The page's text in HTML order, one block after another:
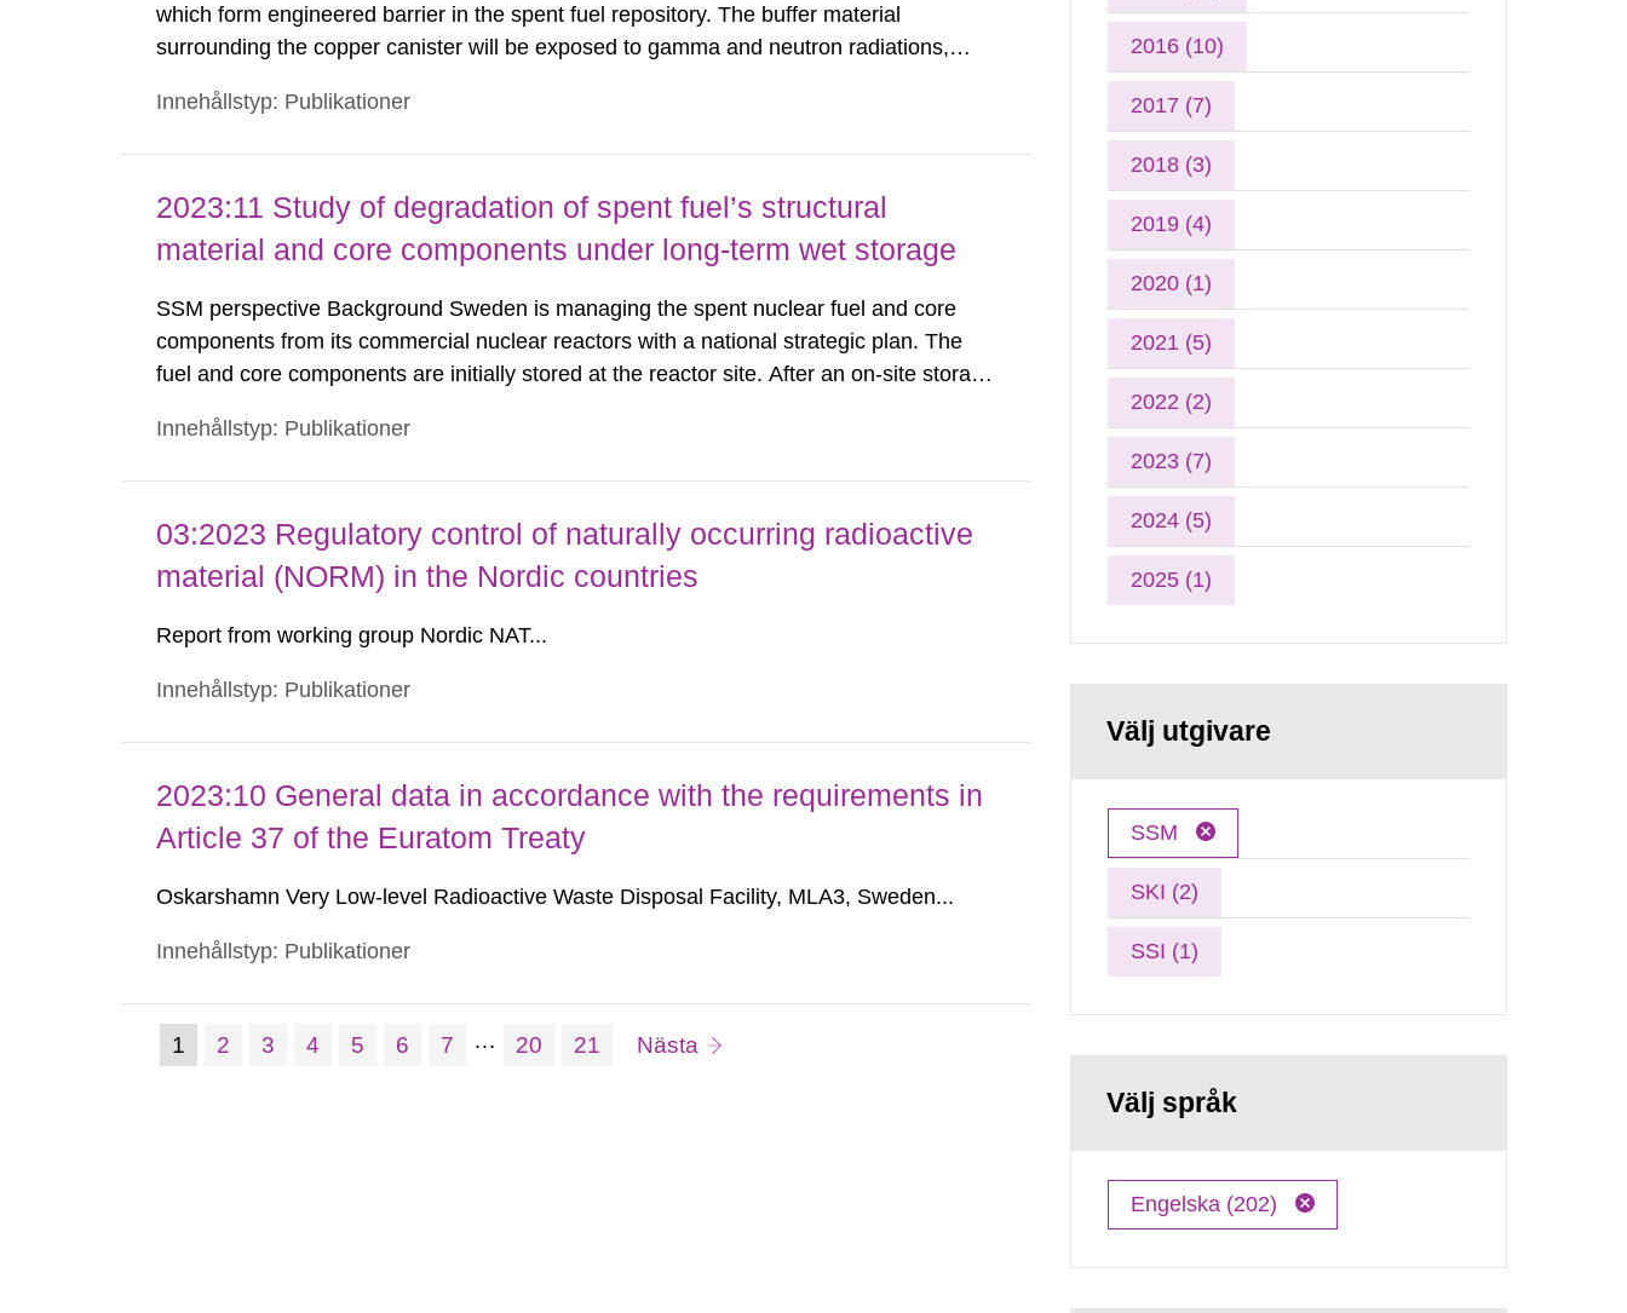
which form engineered barrier in the spent fuel repository. The buffer material
surrounding the copper canister will be exposed to gamma and neutron radiations,
states of the structural iron in montmorillonite, the dominant...
Innehållstyp: Publikationer
2023:11 Study of degradation of spent fuel’s structural
material and core components under long-term wet storage
SSM perspective Background Sweden is managing the spent nuclear fuel and core
components from its commercial nuclear reactors with a national strategic plan. The
fuel and core components are initially stored at the reactor site. After an on-site storage
are shipped to the Clab (Central Interim Storage...
Innehållstyp: Publikationer
03:2023 Regulatory control of naturally occurring radioactive
material (NORM) in the Nordic countries
Report from working group Nordic NAT...
Innehållstyp: Publikationer
2023:10 General data in accordance with the requirements in
Article 37 of the Euratom Treaty
Oskarshamn Very Low-level Radioactive Waste Disposal Facility, MLA3, Sweden...
Innehållstyp: Publikationer
Gå
till
1 (nuvarande
Sida:
2 Sida:
3 Sida:
4 Sida:
5 Sida:
6 Sida:
7 … Sida:
20 Sida:
21 Nästa sida
2016 (10)
2017 (7)
2018 (3)
2019 (4)
2020 (1)
2021 (5)
2022 (2)
2023 (7)
2024 (5)
2025 (1)
Välj utgivare
SSM
SKI (2)
SSI (1)
Välj språk
Engelska (202)